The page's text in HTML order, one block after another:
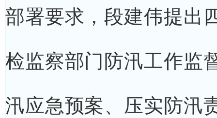
部署要求，段建伟提出
检监察部门防汛工作监
汛应急预案、压实防汛